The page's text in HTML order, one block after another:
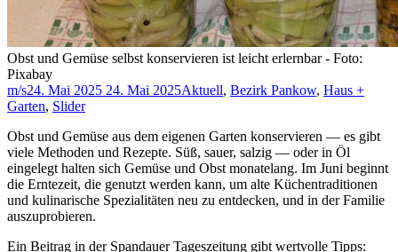
Obst und Gemüse selbst konservieren ist leicht erlernbar - Foto:
Pixabay
m/s24. Mai 2025 24. Mai 2025Aktuell, Bezirk Pankow, Haus +
Garten, Slider
Obst und Gemüse aus dem eigenen Garten konservieren — es gibt
viele Methoden und Rezepte. Süß, sauer, salzig — oder in Öl
eingelegt halten sich Gemüse und Obst monatelang. Im Juni beginnt
die Erntezeit, die genutzt werden kann, um alte Küchentraditionen
und kulinarische Spezialitäten neu zu entdecken, und in der Familie
auszuprobieren.
Ein Beitrag in der Spandauer Tageszeitung gibt wertvolle Tipps: